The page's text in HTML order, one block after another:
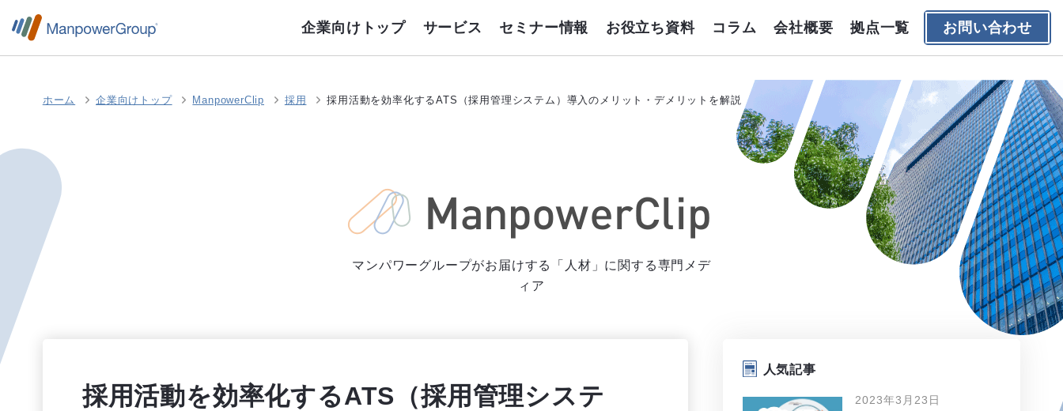
企業向けトップ サービス セミナー情報 お役立ち資料 コラム 会社概要 拠点一覧 お問い合わせ
ホーム 企業向けトップ ManpowerClip 採用 採用活動を効率化するATS（採用管理システム）導入のメリット・デメリットを解説
マンパワーグループがお届けする「人材」に関する専門メデ
ィア
採用活動を効率化するATS（採用管理システ
人気記事
2023年3月23日